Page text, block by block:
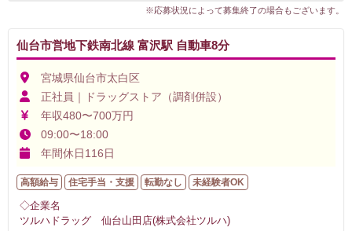
※応募状況によって募集終了の場合もございます。
仙台市営地下鉄南北線 富沢駅 自動車8分
宮城県仙台市太白区
正社員｜ドラッグストア（調剤併設）
年収480〜700万円
09:00〜18:00
年間休日116日
高額給与 住宅手当・支援 転勤なし 未経験者OK
◇企業名
ツルハドラッグ 仙台山田店(株式会社ツルハ)